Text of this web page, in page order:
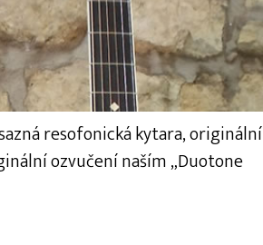
resofonická kytara, originální
ozvučení naším „Duotone